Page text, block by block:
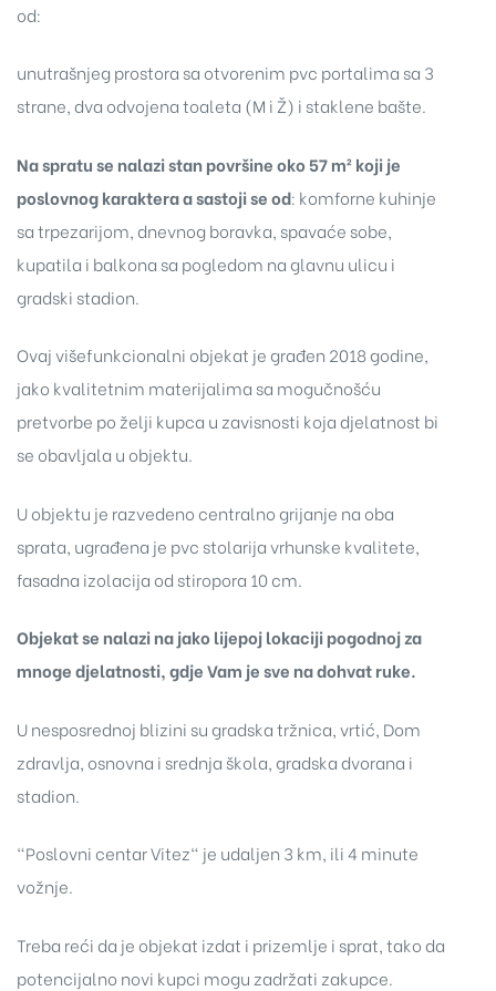
od:
unutrašnjeg prostora sa otvorenim pvc portalima sa 3
strane, dva odvojena toaleta (M i Ž) i staklene bašte.
Na spratu se nalazi stan površine oko 57 m² koji je
poslovnog karaktera a sastoji se od: komforne kuhinje
sa trpezarijom, dnevnog boravka, spavaće sobe,
kupatila i balkona sa pogledom na glavnu ulicu i
gradski stadion.
Ovaj višefunkcionalni objekat je građen 2018 godine,
jako kvalitetnim materijalima sa mogučnošću
pretvorbe po želji kupca u zavisnosti koja djelatnost bi
se obavljala u objektu.
U objektu je razvedeno centralno grijanje na oba
sprata, ugrađena je pvc stolarija vrhunske kvalitete,
fasadna izolacija od stiropora 10 cm.
Objekat se nalazi na jako lijepoj lokaciji pogodnoj za
mnoge djelatnosti, gdje Vam je sve na dohvat ruke.
U nesposrednoj blizini su gradska tržnica, vrtić, Dom
zdravlja, osnovna i srednja škola, gradska dvorana i
stadion.
"Poslovni centar Vitez" je udaljen 3 km, ili 4 minute
vožnje.
Treba reći da je objekat izdat i prizemlje i sprat, tako da
potencijalno novi kupci mogu zadržati zakupce.